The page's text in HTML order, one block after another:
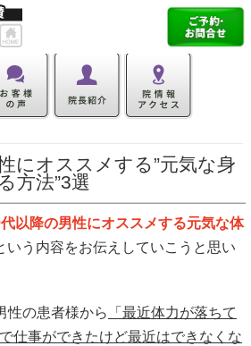
にオススメする”元気な身
方法”3選
以降の男性にオススメする元気な体
いう内容をお伝えしていこうと思い
性の患者様から
「最近体力が落ちて
仕事ができたけど最近はできなくな